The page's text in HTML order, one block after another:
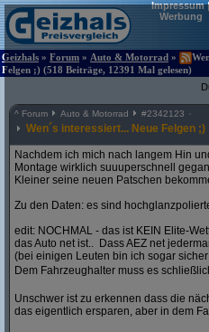
Impressum|
Werbung
Geizhals » Forum » Auto & Motorrad »
Felgen ;) (518 Beiträge, 12391 Mal gelesen)
^ Forum Auto & Motorrad #2342123
Wen´s interessiert... Neue Felgen ;)
Nachdem ich mich nach langem Hin
Montage wirklich suuuperschnell
Kleiner seine neuen Patschen
Zu den Daten: es sind
edit: NOCHMAL - das ist KEIN Elite-
das Auto net ist.. Dass AEZ net
(bei einigen Leuten bin ich sogar
Dem Fahrzeughalter muss es
Unschwer ist zu erkennen dass die
das eigentlich ersparen, aber in dem